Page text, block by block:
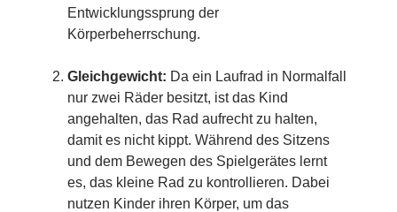
Entwicklungssprung der
Körperbeherrschung.
Gleichgewicht: Da ein Laufrad in Normalfall
nur zwei Räder besitzt, ist das Kind
angehalten, das Rad aufrecht zu halten,
damit es nicht kippt. Während des Sitzens
und dem Bewegen des Spielgerätes lernt
es, das kleine Rad zu kontrollieren. Dabei
nutzen Kinder ihren Körper, um das